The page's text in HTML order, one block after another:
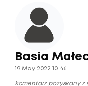
Basia
19 May 2022 10:46
komentarz pozyskany z